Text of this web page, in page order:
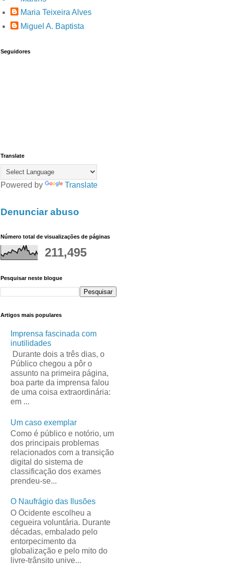
Maria Teixeira Alves
Miguel A. Baptista
Seguidores
Translate
Powered by Translate
Denunciar abuso
Número total de visualizações de páginas
211,495
Pesquisar neste blogue
Artigos mais populares
Imprensa fascinada com
inutilidades
Durante dois a três dias, o
Público chegou a pôr o
assunto na primeira página,
boa parte da imprensa falou
de uma coisa extraordinária:
em ...
Um caso exemplar
Como é público e notório, um
dos principais problemas
relacionados com a transição
digital do sistema de
classificação dos exames
prendeu-se...
O Naufrágio das Ilusões
O Ocidente escolheu a
cegueira voluntária. Durante
décadas, embalado pelo
entorpecimento da
globalização e pelo mito do
livre-trânsito unive...